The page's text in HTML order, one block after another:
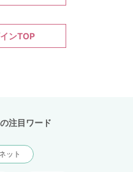
ンTOP
注目ワード
ット